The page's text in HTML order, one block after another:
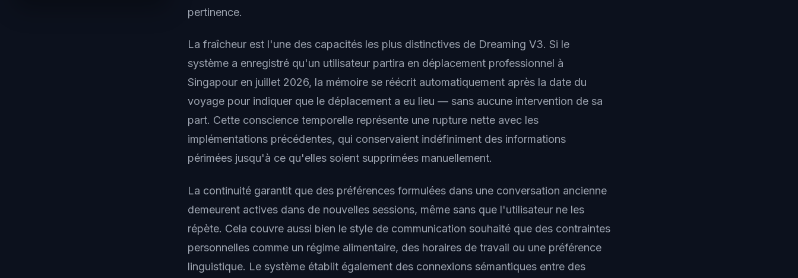
pertinence.
La fraîcheur est l'une des capacités les plus distinctives de Dreaming V3. Si le
système a enregistré qu'un utilisateur partira en déplacement professionnel à
Singapour en juillet 2026, la mémoire se réécrit automatiquement après la date du
voyage pour indiquer que le déplacement a eu lieu — sans aucune intervention de sa
part. Cette conscience temporelle représente une rupture nette avec les
implémentations précédentes, qui conservaient indéfiniment des informations
périmées jusqu'à ce qu'elles soient supprimées manuellement.
La continuité garantit que des préférences formulées dans une conversation ancienne
demeurent actives dans de nouvelles sessions, même sans que l'utilisateur ne les
répète. Cela couvre aussi bien le style de communication souhaité que des contraintes
personnelles comme un régime alimentaire, des horaires de travail ou une préférence
linguistique. Le système établit également des connexions sémantiques entre des